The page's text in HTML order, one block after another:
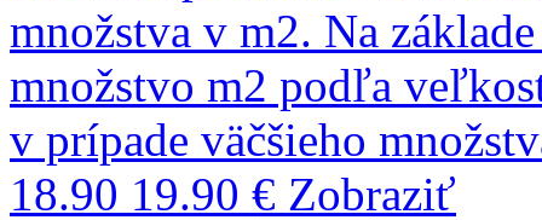
množstva v m2. Na
množstvo m2 podľa
v prípade väčšieho
18.90 19.90 € Zobraziť